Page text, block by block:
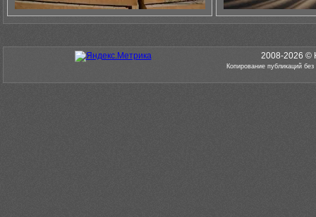
2008-2026 ©
Копирование публикаций